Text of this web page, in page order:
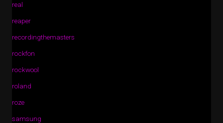
real
reaper
recordingthemasters
rockfon
rockwool
roland
roze
samsung